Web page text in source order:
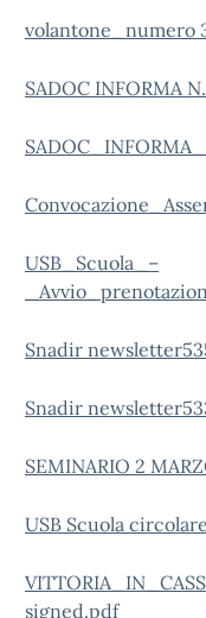
volantone_numero
SADOC INFORMA
USB_Scuola_–
Snadir
Snadir
SEMINARIO 2
USB Scuola
signed.pdf